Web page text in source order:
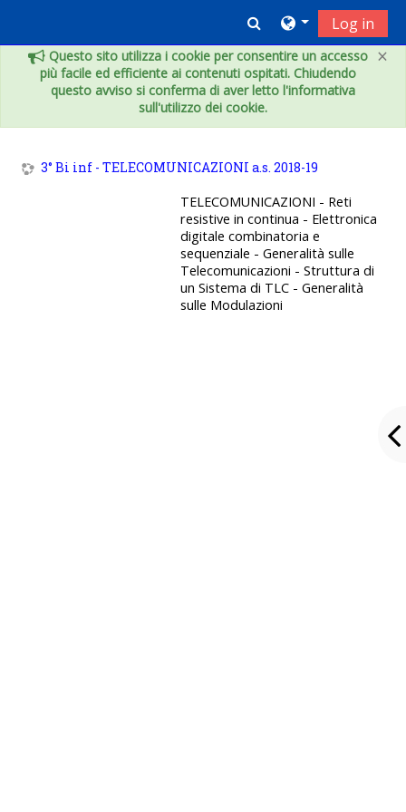
×
Questo sito utilizza i cookie per consentire un accesso
più facile ed efficiente ai contenuti ospitati. Chiudendo
questo avviso si conferma di aver letto l'informativa
sull'utilizzo dei cookie.
Toggle search
Log in
3° Bi inf - TELECOMUNICAZIONI a.s. 2018-19
TELECOMUNICAZIONI - Reti
resistive in continua - Elettronica
digitale combinatoria e
sequenziale - Generalità sulle
Telecomunicazioni - Struttura di
un Sistema di TLC - Generalità
sulle Modulazioni